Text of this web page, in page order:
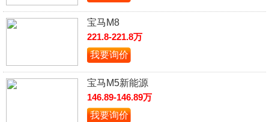
宝马M8
221.8-221.8万
我要询价
宝马M5新能源
146.89-146.89万
我要询价